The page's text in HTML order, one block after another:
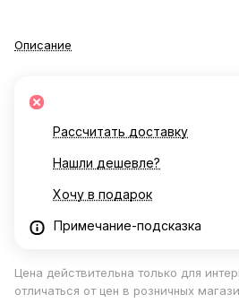
Описание
Рассчитать доставку
Нашли дешевле?
Хочу в подарок
Примечание-подсказка
Цена действительна только для
отличаться от цен в розничных